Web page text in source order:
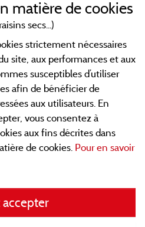
CGV
Consultez les fiches de nos
offres en Chartreuse,
lacs d'Aiguebelette, Annecy,
vous directement ici en ligne
pour réserver votre séjour
du camping, au pied d'un lac, en
compagnie, enVTT/Velo, sous la
matière de cookies
secs...)
strictement nécessaires
site, aux performances et aux
susceptibles d’utiliser
afin de bénéficier de
aux utilisateurs. En
vous consentez à
aux fins décrites dans
de cookies. Pour en savoir
accepter